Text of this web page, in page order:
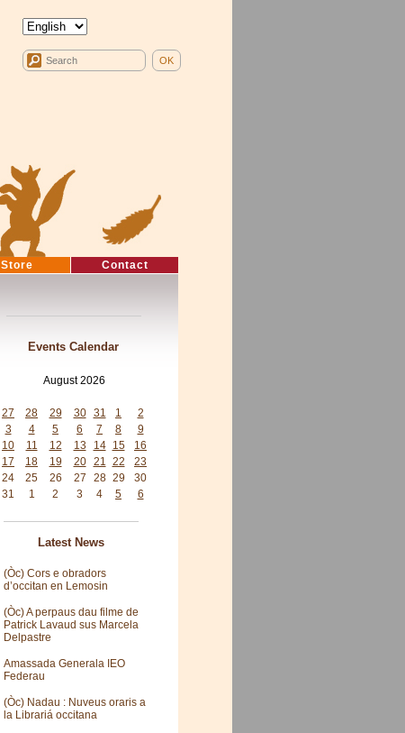
Store Contact
Events Calendar
August 2026
27
28 29 30 31 1
2
3
4 5 6 7 8
9
10
11 12 13 14 15
16
17
18 19 20 21 22
23
24
25 26 27 28 29
30
31
1 2 3 4 5 6
Latest News
(Òc) Cors e obradors
d’occitan en Lemosin
(Òc) A perpaus dau filme de
Patrick Lavaud sus Marcela
Delpastre
Amassada Generala IEO
Federau
(Òc) Nadau : Nuveus oraris a
la Librariá occitana